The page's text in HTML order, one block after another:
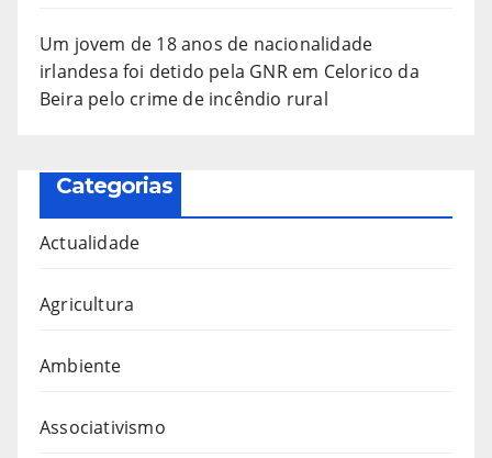
Um jovem de 18 anos de nacionalidade
irlandesa foi detido pela GNR em Celorico da
Beira pelo crime de incêndio rural
Categorias
Actualidade
Agricultura
Ambiente
Associativismo